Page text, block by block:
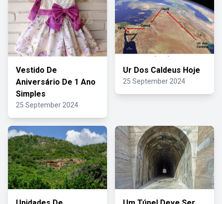
Vestido De
Aniversário De 1 Ano
Simples
25 September 2024
Ur Dos Caldeus Hoje
25 September 2024